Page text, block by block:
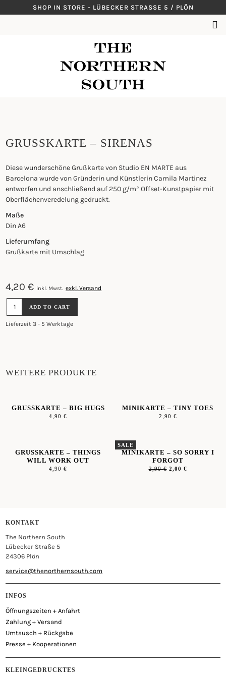
to
SHOP IN STORE - LÜBECKER STRASSE 5 / PLÖN
SUCHEN
GRUSSKARTE – SIRENAS
4,20€ inkl. Mwst. exkl. Versand
Lieferzeit 3 - 5 Werktage
IRENAS Q
UANTITY
ADD TO CART
Diese wunderschöne Grußkarte von Studio EN MARTE aus
Barcelona wurde von Gründerin und Künstlerin Camila Martinez
entworfen und anschließend auf 250 g/m² Offset-Kunstpapier mit
Oberflächenveredelung gedruckt.
Maße
Din A6
Lieferumfang
Grußkarte mit Umschlag
WEITERE PRODUKTE
GRUSSKARTE – BIG HUGS
4,90€
MINIKARTE – TINY TOES
2,90 €
GRUSSKARTE – THINGS W
ILL WORK OUT
4,90€
SALE
MINIKARTE – SO SORRY I
FORGOT
2,90€ 2,00 €
KONTAKT
The Northern South
Lübecker Straße 5
24306 Plön
service@thenorthernsouth.com
INFOS
Öffnungszeiten + Anfahrt
Zahlung + Versand
Umtausch + Rückgabe
Presse + Kooperationen
KLEINGEDRUCKTES